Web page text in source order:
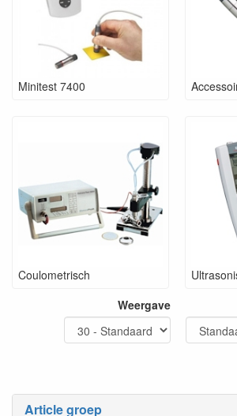
Article groep
Minitest 7400
Coulometrisch
Weergave